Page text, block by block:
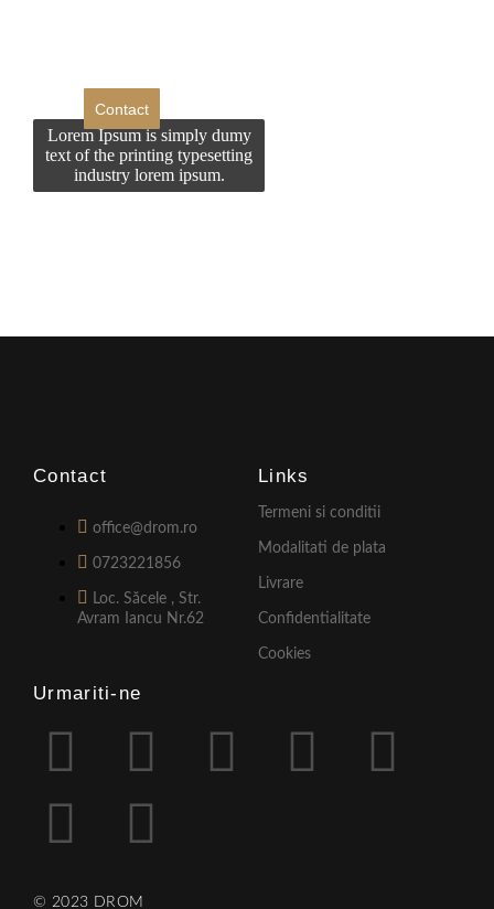
Contact
Lorem Ipsum is simply dumy
text of the printing typesetting
industry lorem ipsum.
Contact
office@drom.ro
0723221856
Loc. Săcele , Str.
Avram Iancu Nr.62
Links
Termeni si conditii
Modalitati de plata
Livrare
Confidentialitate
Cookies
Urmariti-ne
© 2023 DROM